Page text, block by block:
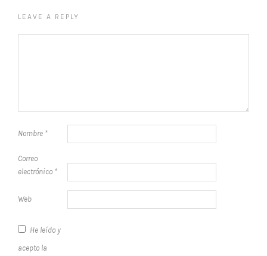
LEAVE A REPLY
Nombre *
Correo
electrónico *
Web
He leído y
acepto la